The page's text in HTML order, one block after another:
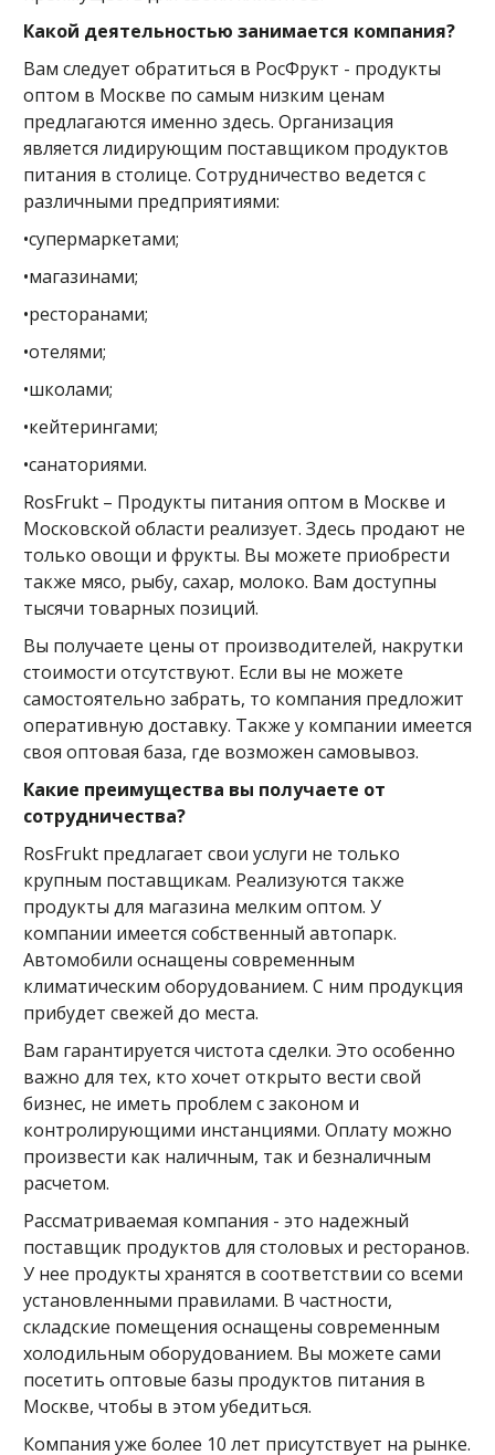
Какой деятельностью занимается компания?
Вам следует обратиться в РосФрукт - продукты
оптом в Москве по самым низким ценам
предлагаются именно здесь. Организация
является лидирующим поставщиком продуктов
питания в столице. Сотрудничество ведется с
различными предприятиями:
•супермаркетами;
•магазинами;
•ресторанами;
•отелями;
•школами;
•кейтерингами;
•санаториями.
RosFrukt – Продукты питания оптом в Москве и
Московской области реализует. Здесь продают не
только овощи и фрукты. Вы можете приобрести
также мясо, рыбу, сахар, молоко. Вам доступны
тысячи товарных позиций.
Вы получаете цены от производителей, накрутки
стоимости отсутствуют. Если вы не можете
самостоятельно забрать, то компания предложит
оперативную доставку. Также у компании имеется
своя оптовая база, где возможен самовывоз.
Какие преимущества вы получаете от
сотрудничества?
RosFrukt предлагает свои услуги не только
крупным поставщикам. Реализуются также
продукты для магазина мелким оптом. У
компании имеется собственный автопарк.
Автомобили оснащены современным
климатическим оборудованием. С ним продукция
прибудет свежей до места.
Вам гарантируется чистота сделки. Это особенно
важно для тех, кто хочет открыто вести свой
бизнес, не иметь проблем с законом и
контролирующими инстанциями. Оплату можно
произвести как наличным, так и безналичным
расчетом.
Рассматриваемая компания - это надежный
поставщик продуктов для столовых и ресторанов.
У нее продукты хранятся в соответствии со всеми
установленными правилами. В частности,
складские помещения оснащены современным
холодильным оборудованием. Вы можете сами
посетить оптовые базы продуктов питания в
Москве, чтобы в этом убедиться.
Компания уже более 10 лет присутствует на рынке.